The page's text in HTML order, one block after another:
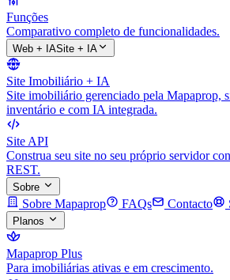
Funções
Comparativo completo de funcionalidades.
Web + IASite + IA
Site Imobiliário + IA
Site imobiliário gerenciado pela Mapaprop,
inventário e com IA integrada.
Site API
Construa seu site no seu próprio servidor
REST.
Sobre
Sobre Mapaprop FAQs Contacto
Planos
Mapaprop Plus
Para imobiliárias ativas e em crescimento.